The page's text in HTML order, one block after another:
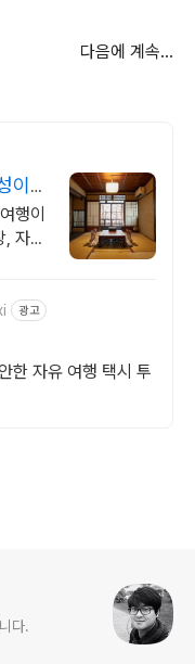
다음에 계속...
이
행이
자쿠
광고
한 자유 여행 택시 투
다.